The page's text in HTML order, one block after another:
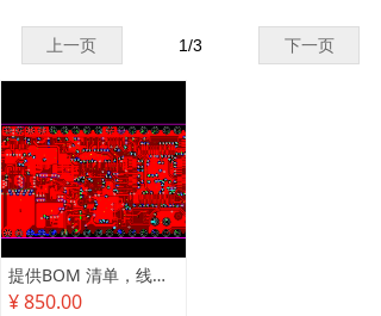
上一页 下一页
1/3
提供BOM 清单，线路板抄板，原理图制作
¥ 850.00